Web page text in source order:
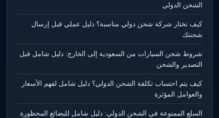
الشحن الدولي
كيف تختار شركة شحن دولي مناسبة؟ دليل عملي قبل إرسال
شحنتك
شروط شحن السيارات من السعودية إلى الخارج: دليل شامل قبل
التصدير والشحن
كيف يتم احتساب تكلفة الشحن الدولي؟ دليل شامل لفهم الأسعار
والعوامل المؤثرة
السلع الممنوعة في الشحن الدولي: دليل شامل للبضائع المحظورة